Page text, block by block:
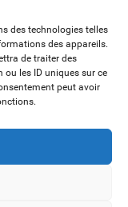
des technologies telles
des appareils.
de traiter des
les ID uniques sur ce
peut avoir